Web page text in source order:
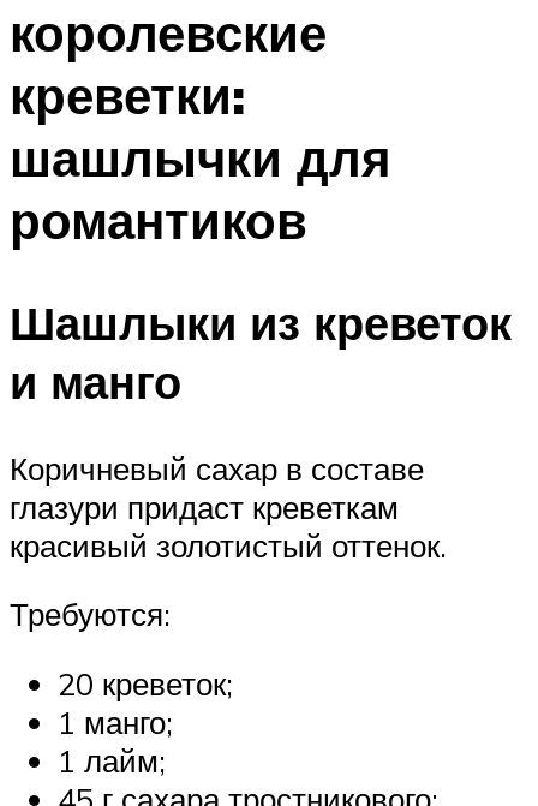
Меню
королевские
креветки:
шашлычки для
романтиков
Шашлыки из креветок
и манго
Коричневый сахар в составе
глазури придаст креветкам
красивый золотистый оттенок.
Требуются:
20 креветок;
1 манго;
1 лайм;